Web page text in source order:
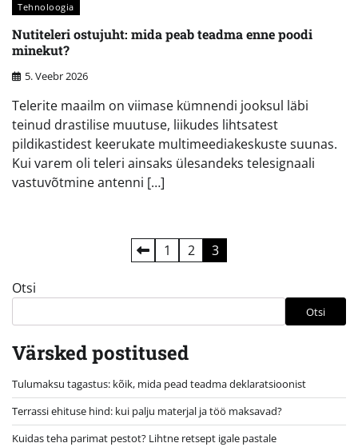
Tehnoloogia
Nutiteleri ostujuht: mida peab teadma enne poodi
minekut?
5. Veebr 2026
Telerite maailm on viimase kümnendi jooksul läbi
teinud drastilise muutuse, liikudes lihtsatest
pildikastidest keerukate multimeediakeskuste suunas.
Kui varem oli teleri ainsaks ülesandeks telesignaali
vastuvõtmine antenni […]
leheküljendus
1 2 3
Otsi
Otsi
Värsked postitused
Tulumaksu tagastus: kõik, mida pead teadma deklaratsioonist
Terrassi ehituse hind: kui palju materjal ja töö maksavad?
Kuidas teha parimat pestot? Lihtne retsept igale pastale